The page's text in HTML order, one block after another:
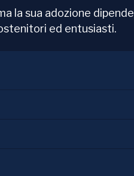
la sua adozione dipende
ed entusiasti.